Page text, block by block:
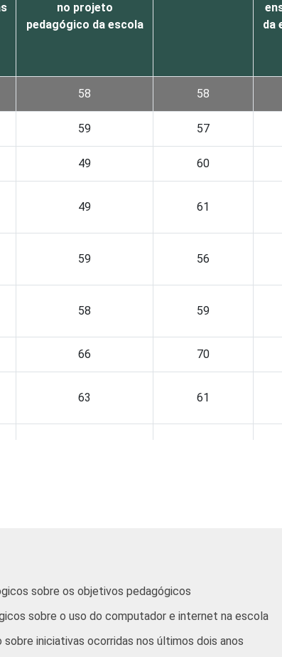
no projeto
pedagógico da escola
da
58 58
59 57
49 60
49 61
59 56
58 59
66 70
63 61
58
53 54
sobre os objetivos pedagógicos
sobre o uso do computador e internet na escola
iniciativas ocorridas nos últimos dois anos